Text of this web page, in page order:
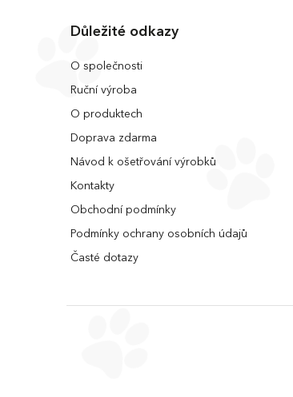
Důležité odkazy
O společnosti
Ruční výroba
O produktech
Doprava zdarma
Návod k ošetřování výrobků
Kontakty
Obchodní podmínky
Podmínky ochrany osobních údajů
Časté dotazy